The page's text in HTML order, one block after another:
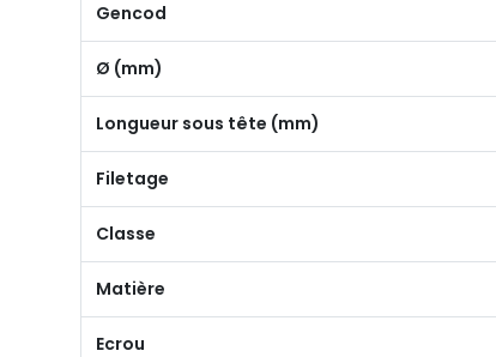
Gencod
Ø (mm)
Longueur sous tête (mm)
Filetage
Classe
Matière
Ecrou